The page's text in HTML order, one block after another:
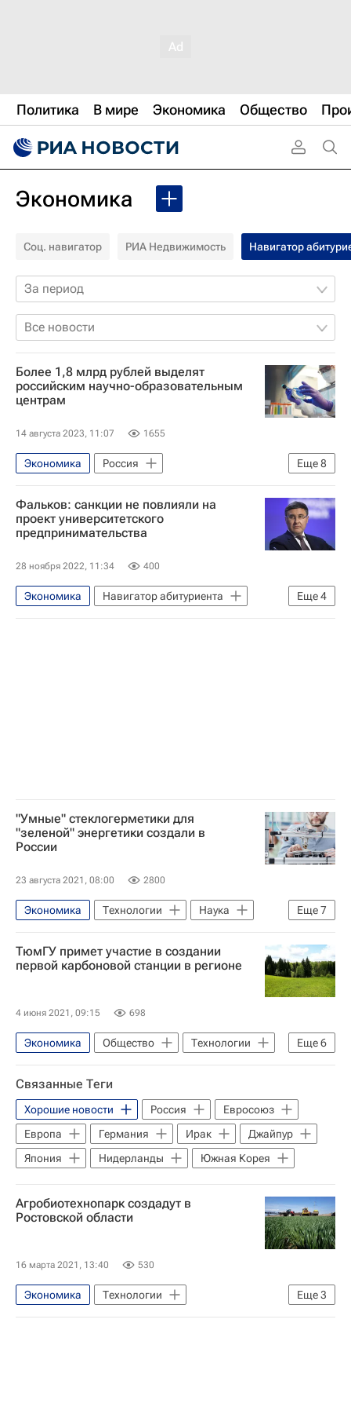
Политика В мире Экономика Общество
Экономика
Соц. навигатор РИА Недвижимость Навигатор
За период
Все новости
Более 1,8 млрд рублей выделят
российским научно-образовательным
центрам
14 августа 2023, 11:07 1655
Еще8
Экономика
Россия
Михаил Мишустин
Уральский федеральный университет
Кемеровский государственный университет
Сибирский федеральный университет
Белгородский государственный университет
Фальков: санкции не повлияли на
проект университетского
предпринимательства
28 ноября 2022, 11:34 400
Еще4
Экономика
Навигатор абитуриента
Валерий Фальков
Россия
"Умные" стеклогерметики для
"зеленой" энергетики создали в
России
23 августа 2021, 08:00 2800
Еще7
Экономика Технологии
Наука
Вятский государственный университет
Навигатор абитуриента
Кировская область
Российская академия наук
Россия
Экология
ТюмГУ примет участие в создании
первой карбоновой станции в регионе
4 июня 2021, 09:15 698
Еще6
Экономика Общество
Технологии
Тюменский государственный университет
Навигатор абитуриента
Сибур Холдинг
Тюменская область
Экология
Связанные Теги
Хорошие новости Россия
Евросоюз
Европа
Германия Ирак
Джайпур
Япония
Нидерланды Южная Корея
Агробиотехнопарк создадут в
Ростовской области
16 марта 2021, 13:40 530
Еще3
Экономика
Технологии
Ростовская область